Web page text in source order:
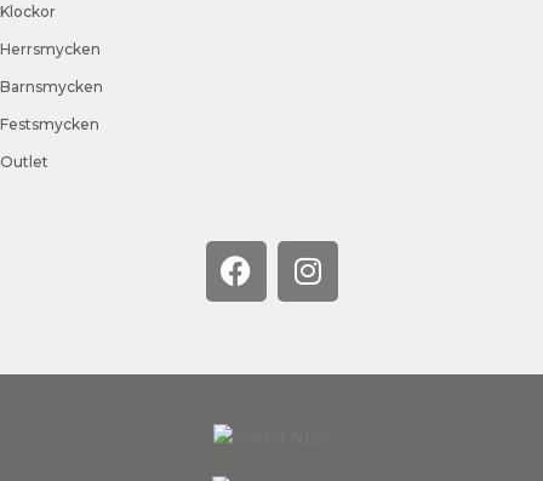
Klockor
Herrsmycken
Barnsmycken
Festsmycken
Outlet